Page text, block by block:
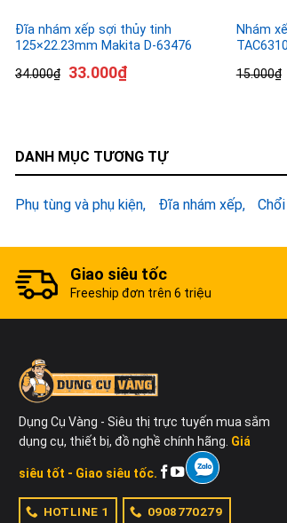
Đĩa nhám xếp sợi thủy tinh
125×22.23mm Makita D-63476
34.000₫ 33.000₫
Nhám
15.000₫
DANH MỤC TƯƠNG TỰ
Phụ tùng và phụ kiện Đĩa nhám xếp
Giao siêu tốc
Freeship đơn trên 6 triệu
Dụng Cụ Vàng - Siêu thị trực tuyến mua sắm
dụng cụ, thiết bị, đồ nghề chính hãng. Giá
siêu tốt - Giao siêu tốc.
HOTLINE 1 0908770279